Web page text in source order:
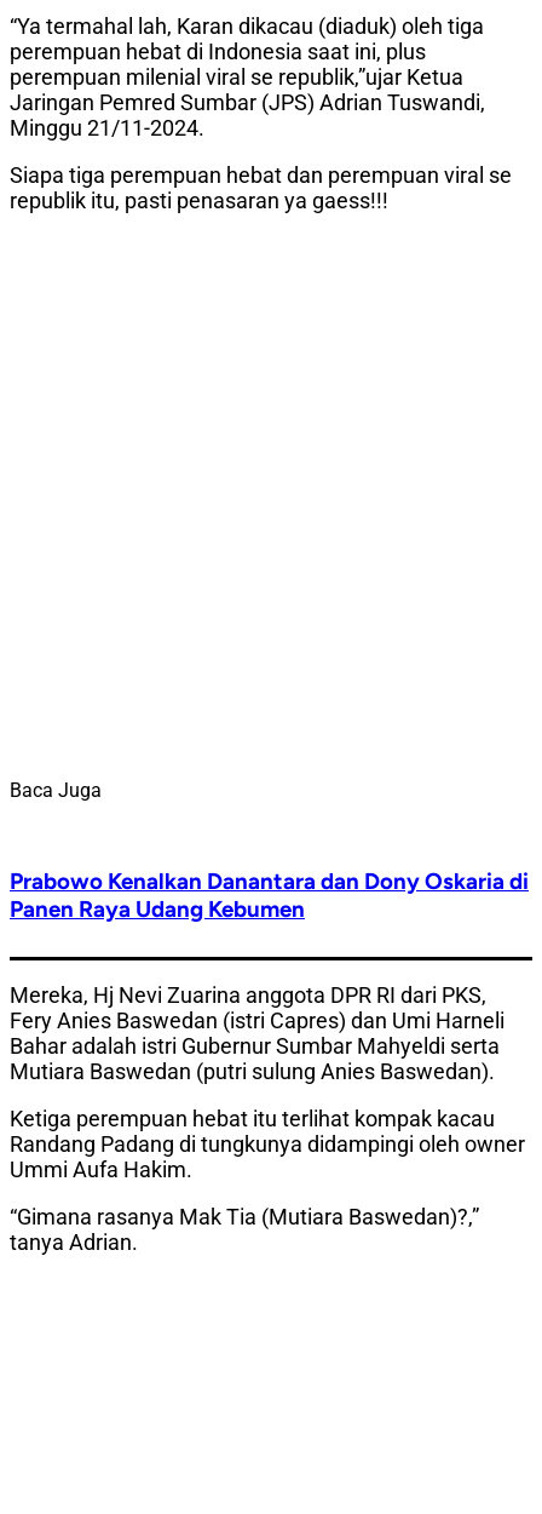
“Ya termahal lah, Karan dikacau (diaduk) oleh tiga
perempuan hebat di Indonesia saat ini, plus
perempuan milenial viral se republik,”ujar Ketua
Jaringan Pemred Sumbar (JPS) Adrian Tuswandi,
Minggu 21/11-2024.
Siapa tiga perempuan hebat dan perempuan viral se
republik itu, pasti penasaran ya gaess!!!
Baca Juga
Prabowo Kenalkan Danantara dan Dony Oskaria di
Panen Raya Udang Kebumen
Mereka, Hj Nevi Zuarina anggota DPR RI dari PKS,
Fery Anies Baswedan (istri Capres) dan Umi Harneli
Bahar adalah istri Gubernur Sumbar Mahyeldi serta
Mutiara Baswedan (putri sulung Anies Baswedan).
Ketiga perempuan hebat itu terlihat kompak kacau
Randang Padang di tungkunya didampingi oleh owner
Ummi Aufa Hakim.
“Gimana rasanya Mak Tia (Mutiara Baswedan)?,”
tanya Adrian.